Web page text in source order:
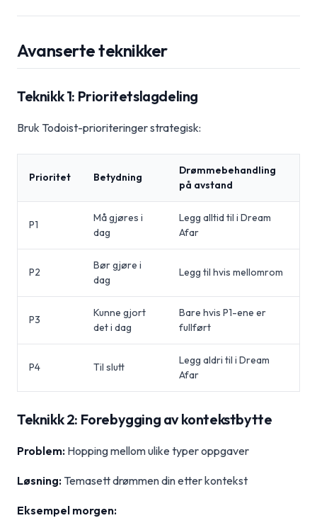
Avanserte teknikker
Teknikk 1: Prioritetslagdeling
Bruk Todoist-prioriteringer strategisk:
Prioritet Betydning
Drømmebehandling
på avstand
P1
Må gjøres i
dag
Legg alltid til i Dream
Afar
P2
Bør gjøre i
dag
Legg til hvis mellomrom
P3
Kunne gjort
det i dag
Bare hvis P1-ene er
fullført
P4 Til slutt
Legg aldri til i Dream
Afar
Teknikk 2: Forebygging av kontekstbytte
Problem: Hopping mellom ulike typer oppgaver
Løsning: Temasett drømmen din etter kontekst
Eksempel morgen: